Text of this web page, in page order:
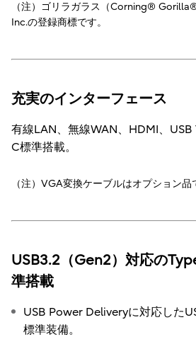
（注）ゴリラガラス（Corning®
Inc.の登録商標です。
充実のインターフェース
有線LAN、無線WAN、HDMI、USB
C標準搭載。
（注）VGA変換ケーブルはオプション品
USB3.2（Gen2）対応の
準搭載
USB Power Deliveryに対応した
標準装備。